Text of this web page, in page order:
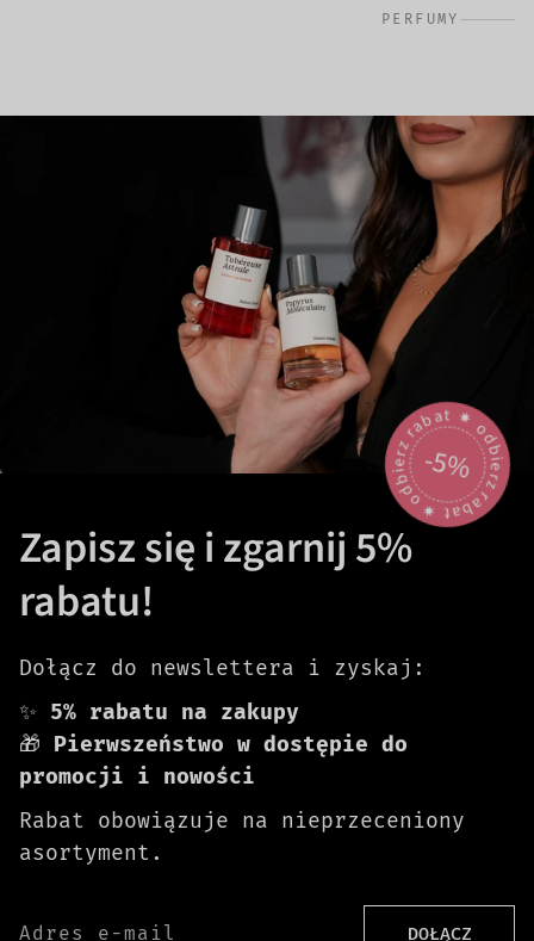
PERFUMY
odbierz rabat 🟎 odbierz rabat 🟎
-5%
Zapisz się i zgarnij 5%
rabatu!
Dołącz do newslettera i zyskaj:
✨ 5% rabatu na zakupy
🎁 Pierwszeństwo w dostępie do
promocji i nowości
Rabat obowiązuje na nieprzeceniony
asortyment.
Adres e-mail DOŁĄCZ